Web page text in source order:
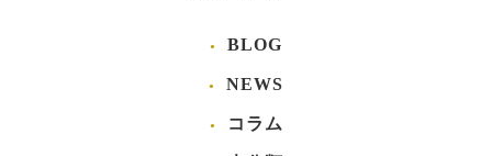
BLOG
NEWS
コラム